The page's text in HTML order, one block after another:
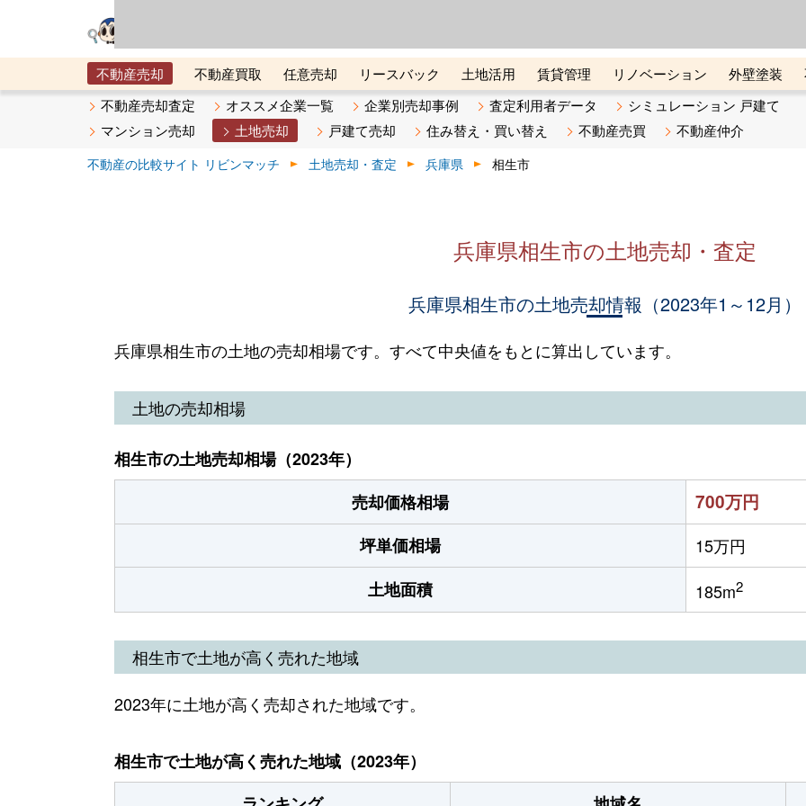
不動産売却 不動産買取 任意売却 リースバック 土地活用 賃貸管理 リノベーション 外壁塗装
メタ住宅展示場
ベスト不動産カンパニー オンライン講座 リビンマガジンBiz 不動産売却ご相談デスク
不動産売却査定 オススメ企業一覧 企業別売却事例 査定利用者データ
シミュレーション 戸建て
マンション売却
土地売却 戸建て売却 住み替え・買い替え 不動産売買 不動産仲介
不動産の比較サイト リビンマッチ 土地売却・査定 兵庫県 相生市
兵庫県相生市の土地売却・査定
兵庫県相生市の土地売却情報（2023年1～12月）
兵庫県相生市の土地の売却相場です。すべて中央値をもとに算出しています。
土地の売却相場
相生市の土地売却相場（2023年）
売却価格相場
700万円
坪単価相場
15万円
土地面積
185m2
相生市で土地が高く売れた地域
2023年に土地が高く売却された地域です。
相生市で土地が高く売れた地域（2023年）